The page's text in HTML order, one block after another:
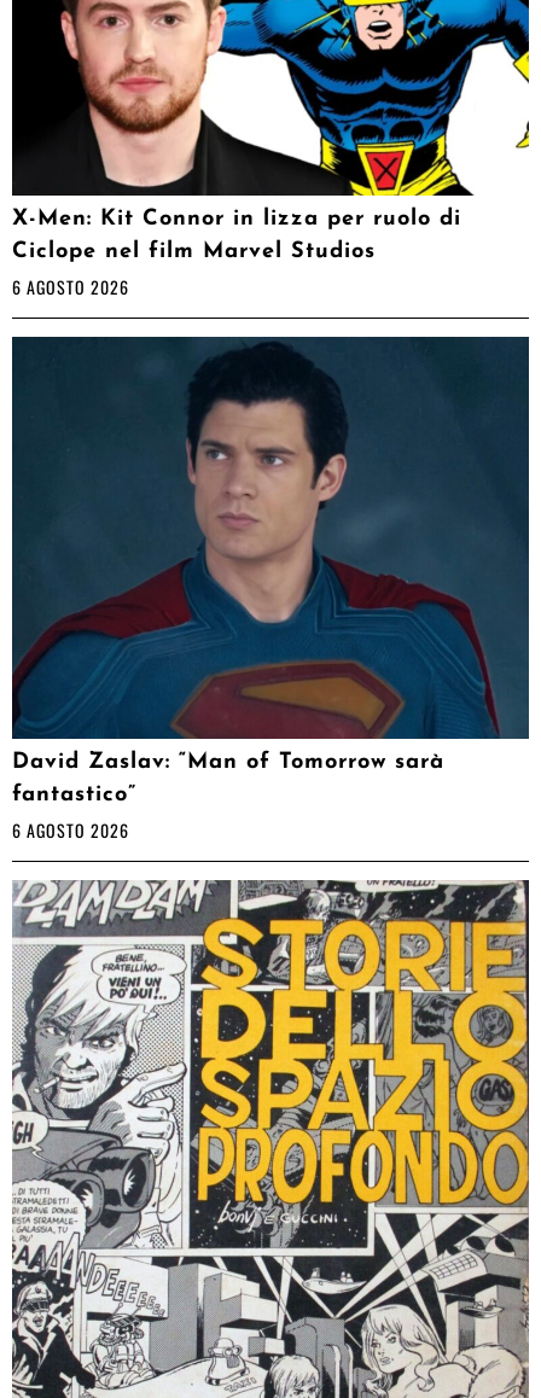
X-Men: Kit Connor in lizza per ruolo di
Ciclope nel film Marvel Studios
6 AGOSTO 2026
David Zaslav: “Man of Tomorrow sarà
fantastico”
6 AGOSTO 2026